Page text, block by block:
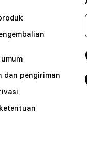
dan pengiriman